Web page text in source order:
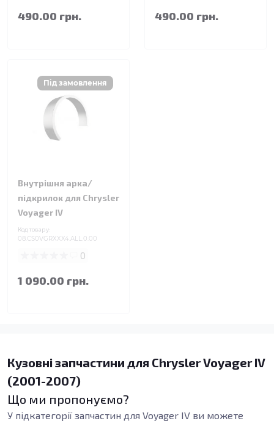
490.00 грн. 490.00 грн.
Внутрішня арка/
підкрилок для Chrysler
Voyager IV
Код товару:
08.CS0VGRXXX4.ALL.0.00
0
1 090.00 грн.
Кузовні запчастини для Chrysler Voyager IV
(2001-2007)
Що ми пропонуємо?
У підкатегорії запчастин для Voyager IV ви можете